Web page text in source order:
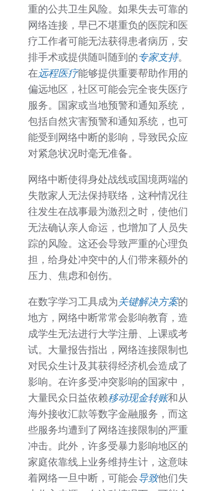
重的公共卫生风险。如果失去可靠的
网络连接，早已不堪重负的医院和医
疗工作者可能无法获得患者病历，安
排手术或提供随叫随到的专家支持。
在远程医疗能够提供重要帮助作用的
偏远地区，社区可能会完全丧失医疗
服务。国家或当地预警和通知系统，
包括自然灾害预警和通知系统，也可
能受到网络中断的影响，导致民众应
对紧急状况时毫无准备。
网络中断使得身处战线或国境两端的
失散家人无法保持联络，这种情况往
往发生在战事最为激烈之时，使他们
无法确认亲人命运，也增加了人员失
踪的风险。这还会导致严重的心理负
担，给身处冲突中的人们带来额外的
压力、焦虑和创伤。
在数字学习工具成为 关键解决方案的
地方，网络中断常常会影响教育，造
成学生无法进行大学注册、上课或考
试。大量报告指出，网络连接限制也
对民众生计及其获得经济机会造成了
影响。在许多受冲突影响的国家中，
大量民众日益依赖移动现金转账和从
海外接收汇款等数字金融服务，而这
些服务均遭到了网络连接限制的严重
冲击。此外，许多受暴力影响地区的
家庭依靠线上业务维持生计，这意味
着网络一旦中断，可能会导致他们失